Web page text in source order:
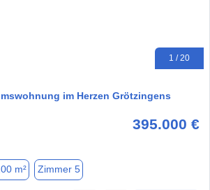
1 / 20
im Herzen Grötzingens
395.000 €
m² Zimmer 5